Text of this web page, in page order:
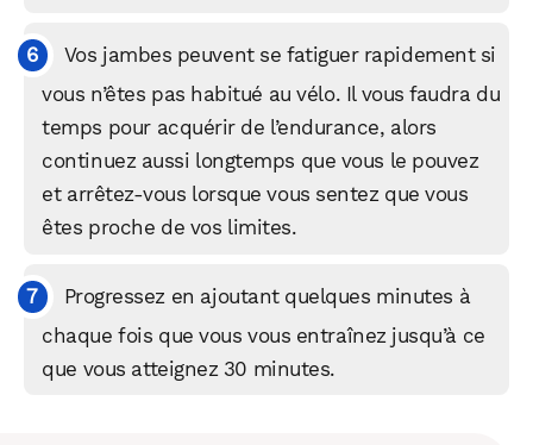
Vos jambes peuvent se fatiguer rapidement si
vous n’êtes pas habitué au vélo. Il vous faudra du
temps pour acquérir de l’endurance, alors
continuez aussi longtemps que vous le pouvez
et arrêtez-vous lorsque vous sentez que vous
êtes proche de vos limites.
Progressez en ajoutant quelques minutes à
chaque fois que vous vous entraînez jusqu’à ce
que vous atteignez 30 minutes.